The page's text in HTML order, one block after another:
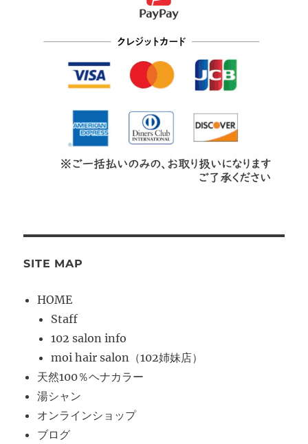
SITE MAP
HOME
Staff
102 salon info
moi hair salon（102姉妹店）
天然100％ヘナカラー
湯シャン
オンラインショップ
ブログ